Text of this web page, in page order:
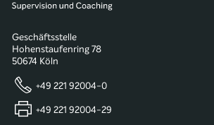
Geschäftsstelle
Hohenstaufenring 78
50674 Köln
+49 221 92004-0
+49 221 92004-29